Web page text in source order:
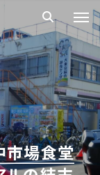
市場食堂